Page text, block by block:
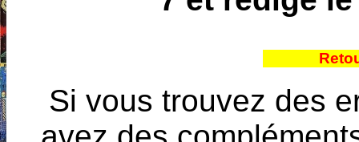
Si vous trouvez des